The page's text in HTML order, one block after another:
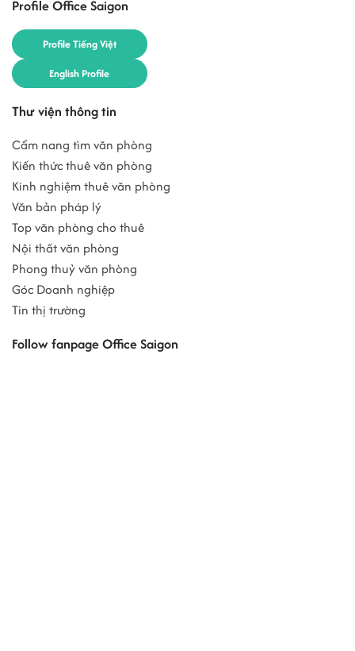
Profile Office Saigon
Profile Tiếng Việt
English Profile
Thư viện thông tin
Cẩm nang tìm văn phòng
Kiến thức thuê văn phòng
Kinh nghiệm thuê văn phòng
Văn bản pháp lý
Top văn phòng cho thuê
Nội thất văn phòng
Phong thuỷ văn phòng
Góc Doanh nghiệp
Tin thị trường
Follow fanpage Office Saigon